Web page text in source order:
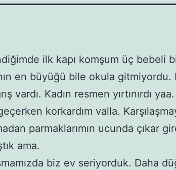
ilk kapı komşum üç bebeli
en büyüğü bile okula
vardı. Kadın resmen yırtınırdı yaa.
korkardım valla.
parmaklarımın ucunda çıkar
ama.
biz ev seriyorduk. Daha